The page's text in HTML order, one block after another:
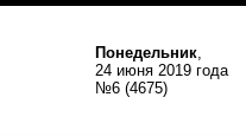
Понедельник,
24 июня 2019 года
№6 (4675)